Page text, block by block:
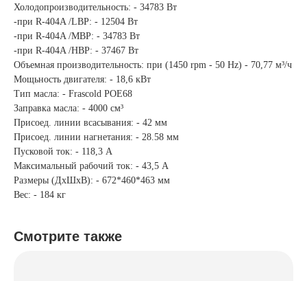
Холодопроизводительность: - 34783 Вт
-при R-404A /LBP: - 12504 Вт
-при R-404A /MBP: - 34783 Вт
-при R-404A /HBP: - 37467 Вт
Объемная производительность: при (1450 rpm - 50 Hz) - 70,77 м³/ч
Мощьность двигателя: - 18,6 кВт
Тип масла: - Frascold POE68
Заправка масла: - 4000 см³
Присоед. линии всасывания: - 42 мм
Присоед. линии нагнетания: - 28.58 мм
Пусковой ток: - 118,3 А
Максимальный рабочий ток: - 43,5 А
Размеры (ДхШхВ): - 672*460*463 мм
Вес: - 184 кг
Смотрите также